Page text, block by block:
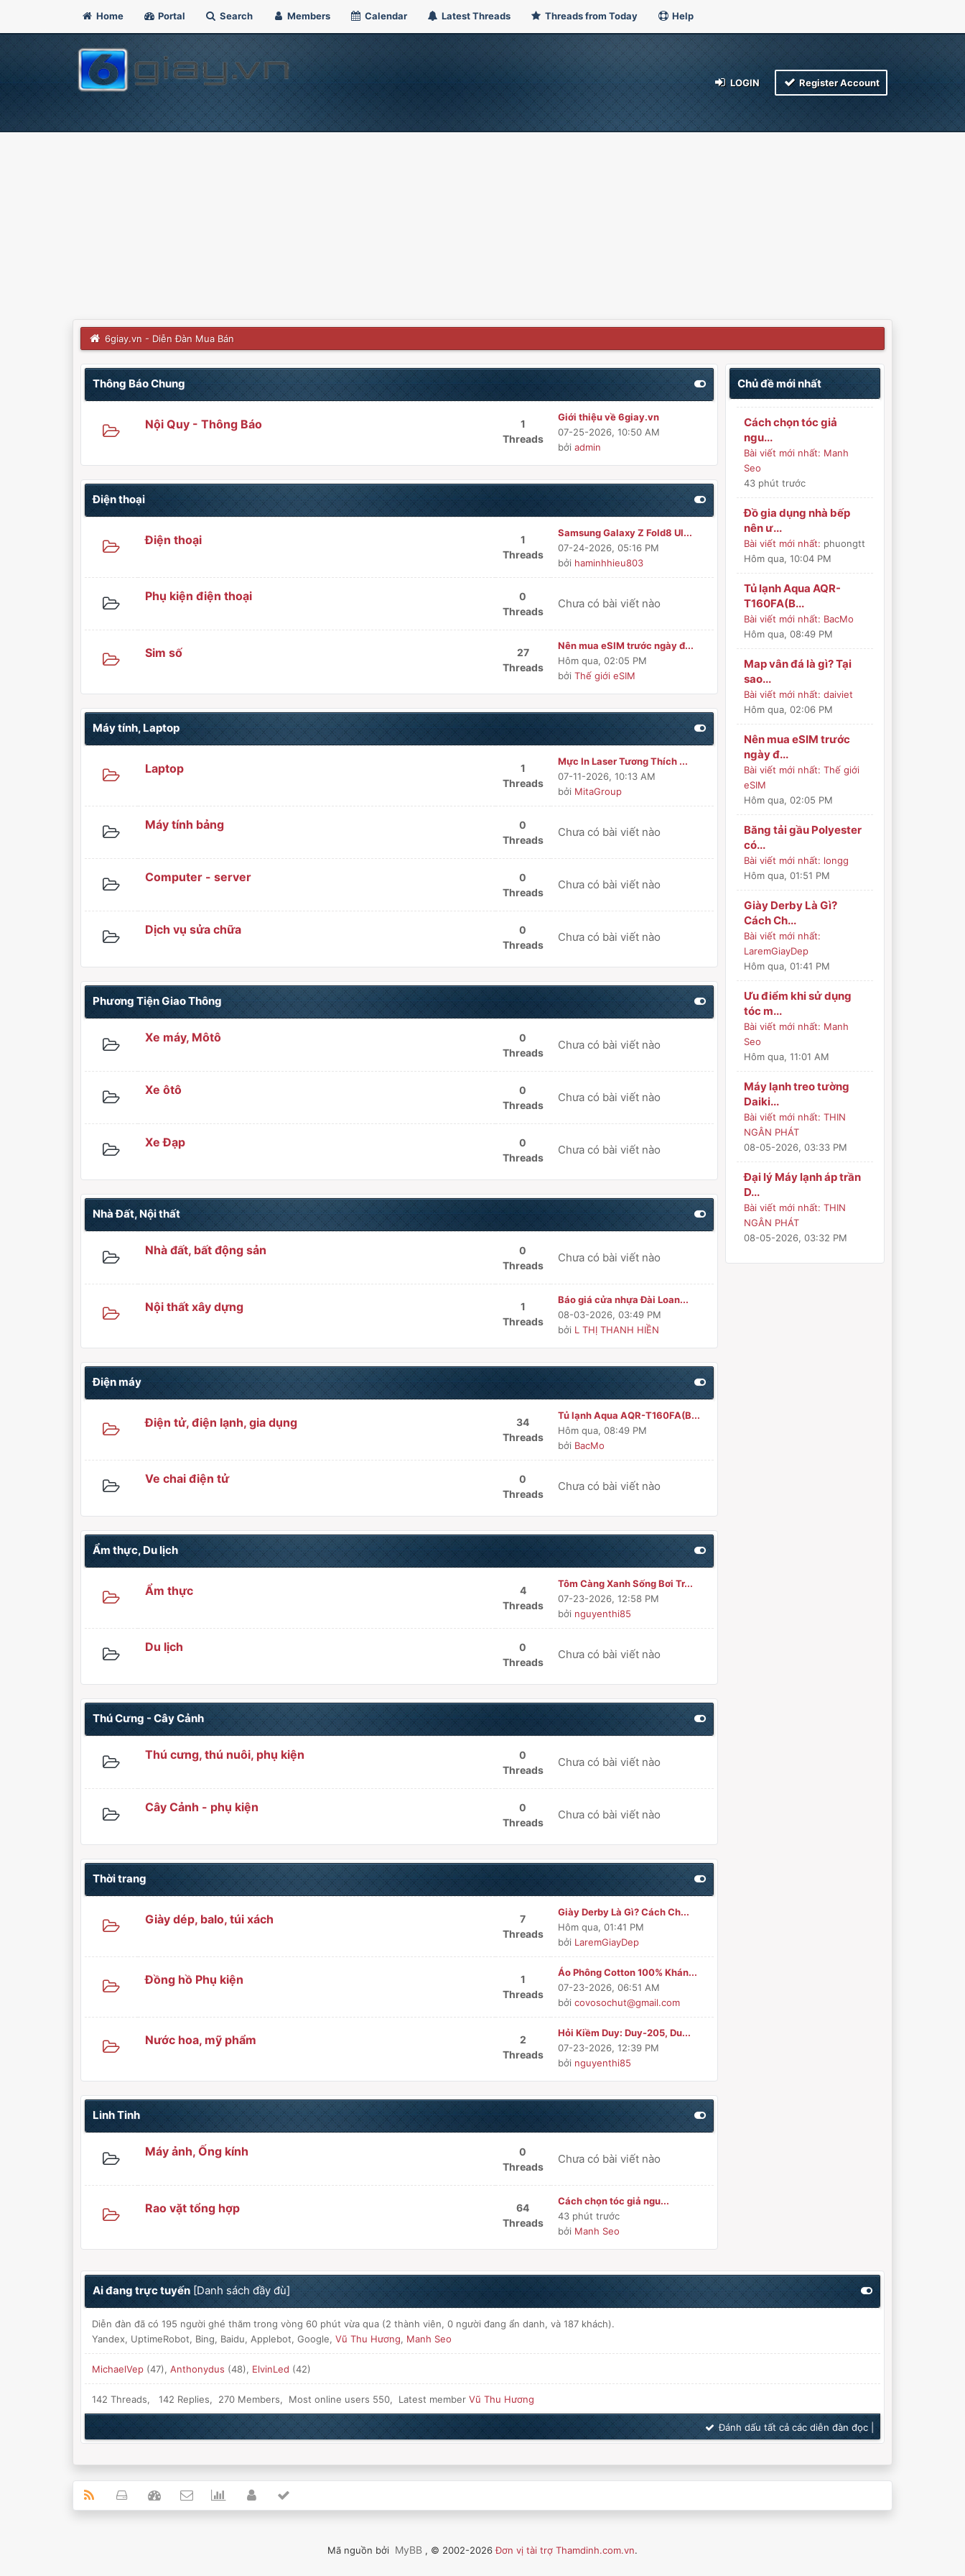
Home Portal Search Members Calendar Latest Threads Threads from Today Help
LOGIN Register Account
6giay.vn - Diễn Đàn Mua Bán
Thông Báo Chung
Nội Quy - Thông Báo
1
Threads
Giới thiệu về 6giay.vn
07-25-2026, 10:50 AM
bởi admin
Điện thoại
Điện thoại
1
Threads
Samsung Galaxy Z Fold8 Ul...
07-24-2026, 05:16 PM
bởi haminhhieu803
Phụ kiện điện thoại
0
Threads
Chưa có bài viết nào
Sim số
27
Threads
Nên mua eSIM trước ngày đ...
Hôm qua, 02:05 PM
bởi Thế giới eSIM
Máy tính, Laptop
Laptop
1
Threads
Mực In Laser Tương Thích ...
07-11-2026, 10:13 AM
bởi MitaGroup
Máy tính bảng
0
Threads
Chưa có bài viết nào
Computer - server
0
Threads
Chưa có bài viết nào
Dịch vụ sửa chữa
0
Threads
Chưa có bài viết nào
Phương Tiện Giao Thông
Xe máy, Môtô
0
Threads
Chưa có bài viết nào
Xe ôtô
0
Threads
Chưa có bài viết nào
Xe Đạp
0
Threads
Chưa có bài viết nào
Nhà Đất, Nội thất
Nhà đất, bất động sản
0
Threads
Chưa có bài viết nào
Nội thất xây dựng
1
Threads
Báo giá cửa nhựa Đài Loan...
08-03-2026, 03:49 PM
bởi L THỊ THANH HIỀN
Điện máy
Điện tử, điện lạnh, gia dụng
34
Threads
Tủ lạnh Aqua AQR-T160FA(B...
Hôm qua, 08:49 PM
bởi BacMo
Ve chai điện tử
0
Threads
Chưa có bài viết nào
Ẩm thực, Du lịch
Ẩm thực
4
Threads
Tôm Càng Xanh Sống Bơi Tr...
07-23-2026, 12:58 PM
bởi nguyenthi85
Du lịch
0
Threads
Chưa có bài viết nào
Thú Cưng - Cây Cảnh
Thú cưng, thú nuôi, phụ kiện
0
Threads
Chưa có bài viết nào
Cây Cảnh - phụ kiện
0
Threads
Chưa có bài viết nào
Thời trang
Giày dép, balo, túi xách
7
Threads
Giày Derby Là Gì? Cách Ch...
Hôm qua, 01:41 PM
bởi LaremGiayDep
Đồng hồ Phụ kiện
1
Threads
Áo Phông Cotton 100% Khán...
07-23-2026, 06:51 AM
bởi covosochut@gmail.com
Nước hoa, mỹ phẩm
2
Threads
Hỏi Kiềm Duy: Duy-205, Du...
07-23-2026, 12:39 PM
bởi nguyenthi85
Linh Tinh
Máy ảnh, Ống kính
0
Threads
Chưa có bài viết nào
Rao vặt tổng hợp
64
Threads
Cách chọn tóc giả ngu...
43 phút trước
bởi Manh Seo
Chủ đề mới nhất
Cách chọn tóc giả
ngu...
Bài viết mới nhất: Manh
Seo
43 phút trước
Đồ gia dụng nhà bếp
nên ư...
Bài viết mới nhất: phuongtt
Hôm qua, 10:04 PM
Tủ lạnh Aqua AQR-
T160FA(B...
Bài viết mới nhất: BacMo
Hôm qua, 08:49 PM
Map vân đá là gì? Tại
sao...
Bài viết mới nhất: daiviet
Hôm qua, 02:06 PM
Nên mua eSIM trước
ngày đ...
Bài viết mới nhất: Thế giới
eSIM
Hôm qua, 02:05 PM
Băng tải gầu Polyester
có...
Bài viết mới nhất: longg
Hôm qua, 01:51 PM
Giày Derby Là Gì?
Cách Ch...
Bài viết mới nhất:
LaremGiayDep
Hôm qua, 01:41 PM
Ưu điểm khi sử dụng
tóc m...
Bài viết mới nhất: Manh
Seo
Hôm qua, 11:01 AM
Máy lạnh treo tường
Daiki...
Bài viết mới nhất: THIN
NGÂN PHÁT
08-05-2026, 03:33 PM
Đại lý Máy lạnh áp trần
D...
Bài viết mới nhất: THIN
NGÂN PHÁT
08-05-2026, 03:32 PM
Ai đang trực tuyến[Danh sách đầy đù]
Diễn đàn đã có 195 người ghé thăm trong vòng 60 phút vừa qua (2 thành viên, 0 người đang ẩn danh, và 187 khách).
Yandex, UptimeRobot, Bing, Baidu, Applebot, Google, Vũ Thu Hương, Manh Seo
MichaelVep(47), Anthonydus (48), ElvinLed (42)
142 Threads, 142 Replies, 270 Members, Most online users 550, Latest member Vũ Thu Hương
Đánh dấu tất cả các diễn đàn đọc|
Mã nguồn bởi MyBB , © 2002-2026Đơn vị tài trợ Thamdinh.com.vn.